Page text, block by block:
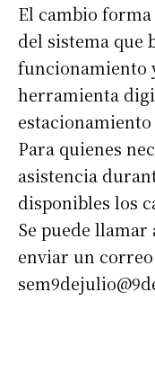
El cambio
del sistema que
funcionamiento
herramienta
Para quienes
asistencia
disponibles los
Se puede llamar
enviar un